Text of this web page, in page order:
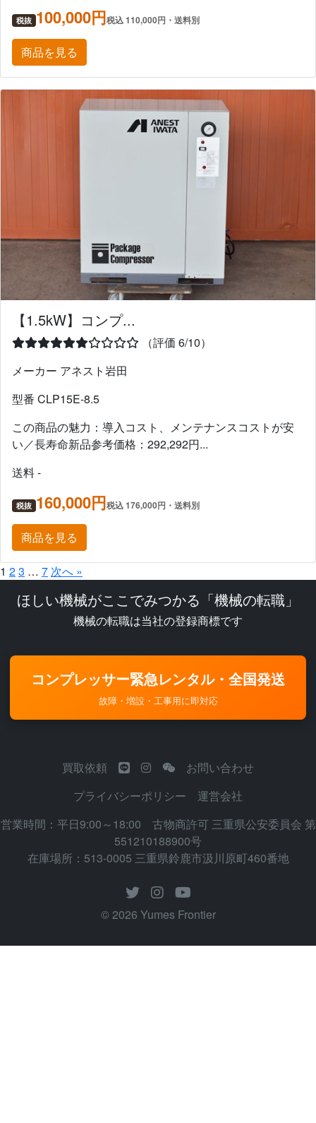
税抜 100,000円税込 110,000円・送料別
商品を見る
【1.5kW】コンプ...
（評価 6/10）
メーカー アネスト岩田
型番 CLP15E-8.5
この商品の魅力：導入コスト、メンテナンスコストが安
い／長寿命新品参考価格：292,292円...
送料 -
税抜 160,000円税込 176,000円・送料別
商品を見る
1 23 … 7 次へ »
ほしい機械がここでみつかる「機械の転職」
機械の転職は当社の登録商標です
コンプレッサー緊急レンタル・全国発送
故障・増設・工事用に即対応
買取依頼
お問い合わせ
プライバシーポリシー
運営会社
営業時間：平日9:00～18:00 古物商許可 三重県公安委員会 第
551210188900号
在庫場所：513-0005 三重県鈴鹿市汲川原町460番地
© 2026 Yumes Frontier